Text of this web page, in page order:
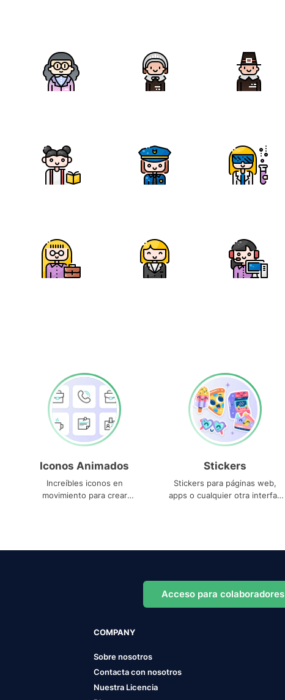
Iconos Animados
Increíbles iconos en
movimiento para crear
Stickers
Stickers para páginas web,
apps o cualquier otra interfaz
Acceso para colaboradores
COMPANY
Sobre nosotros
Contacta con nosotros
Nuestra Licencia